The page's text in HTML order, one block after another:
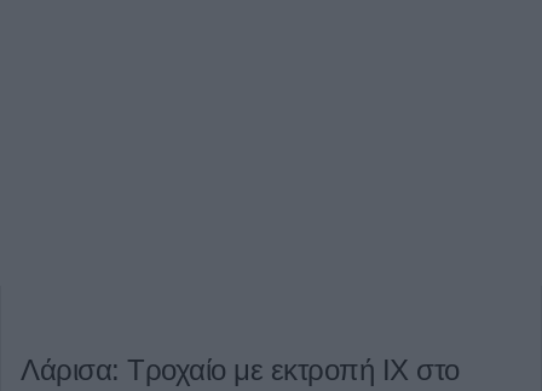
Λάρισα: Τροχαίο με εκτροπή ΙΧ στο